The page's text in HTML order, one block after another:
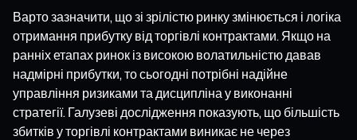
Варто зазначити, що зі зрілістю ринку змінюється і логіка
отримання прибутку від торгівлі контрактами. Якщо на
ранніх етапах ринок із високою волатильністю давав
надмірні прибутки, то сьогодні потрібні надійне
управління ризиками та дисципліна у виконанні
стратегії. Галузеві дослідження показують, що більшість
збитків у торгівлі контрактами виникає не через